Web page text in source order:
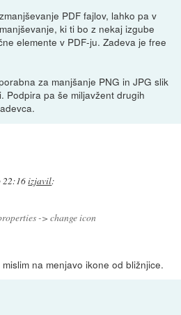
PDF fajlov, lahko pa v
ki ti bo z nekaj izgube
elemente v PDF-ju. Zadeva je free
za manjšanje PNG in JPG slik
Podpira pa še miljavžent drugih
22:16izjavil:
-> change icon
na menjavo ikone od bližnjice.